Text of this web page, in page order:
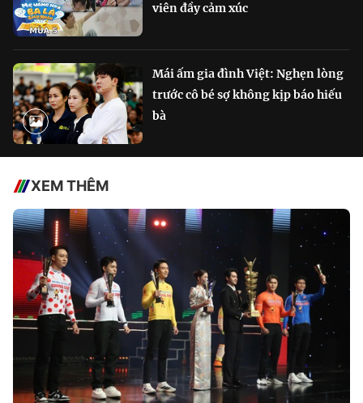
viên đầy cảm xúc
Mái ấm gia đình Việt: Nghẹn lòng
trước cô bé sợ không kịp báo hiếu
bà
XEM THÊM